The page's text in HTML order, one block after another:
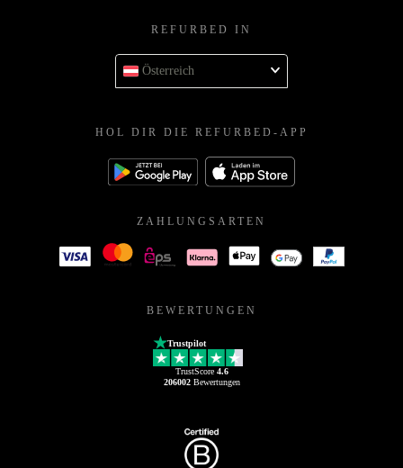
REFURBED IN
Österreich
HOL DIR DIE REFURBED-APP
ZAHLUNGSARTEN
BEWERTUNGEN
Trustpilot
TrustScore 4.6
206002Bewertungen